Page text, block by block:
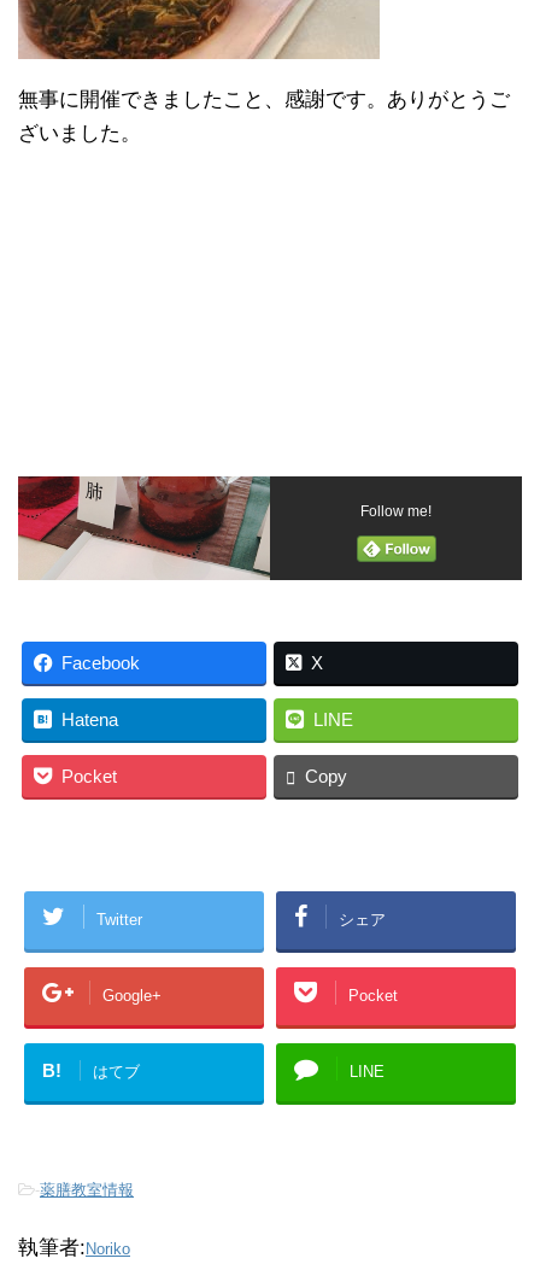
無事に開催できましたこと、感謝です。ありがとうご
ざいました。
Follow me!
Facebook X
Hatena LINE
Pocket Copy
Twitter シェア
Google+ Pocket
B! はてブ LINE
-薬膳教室情報
執筆者:Noriko